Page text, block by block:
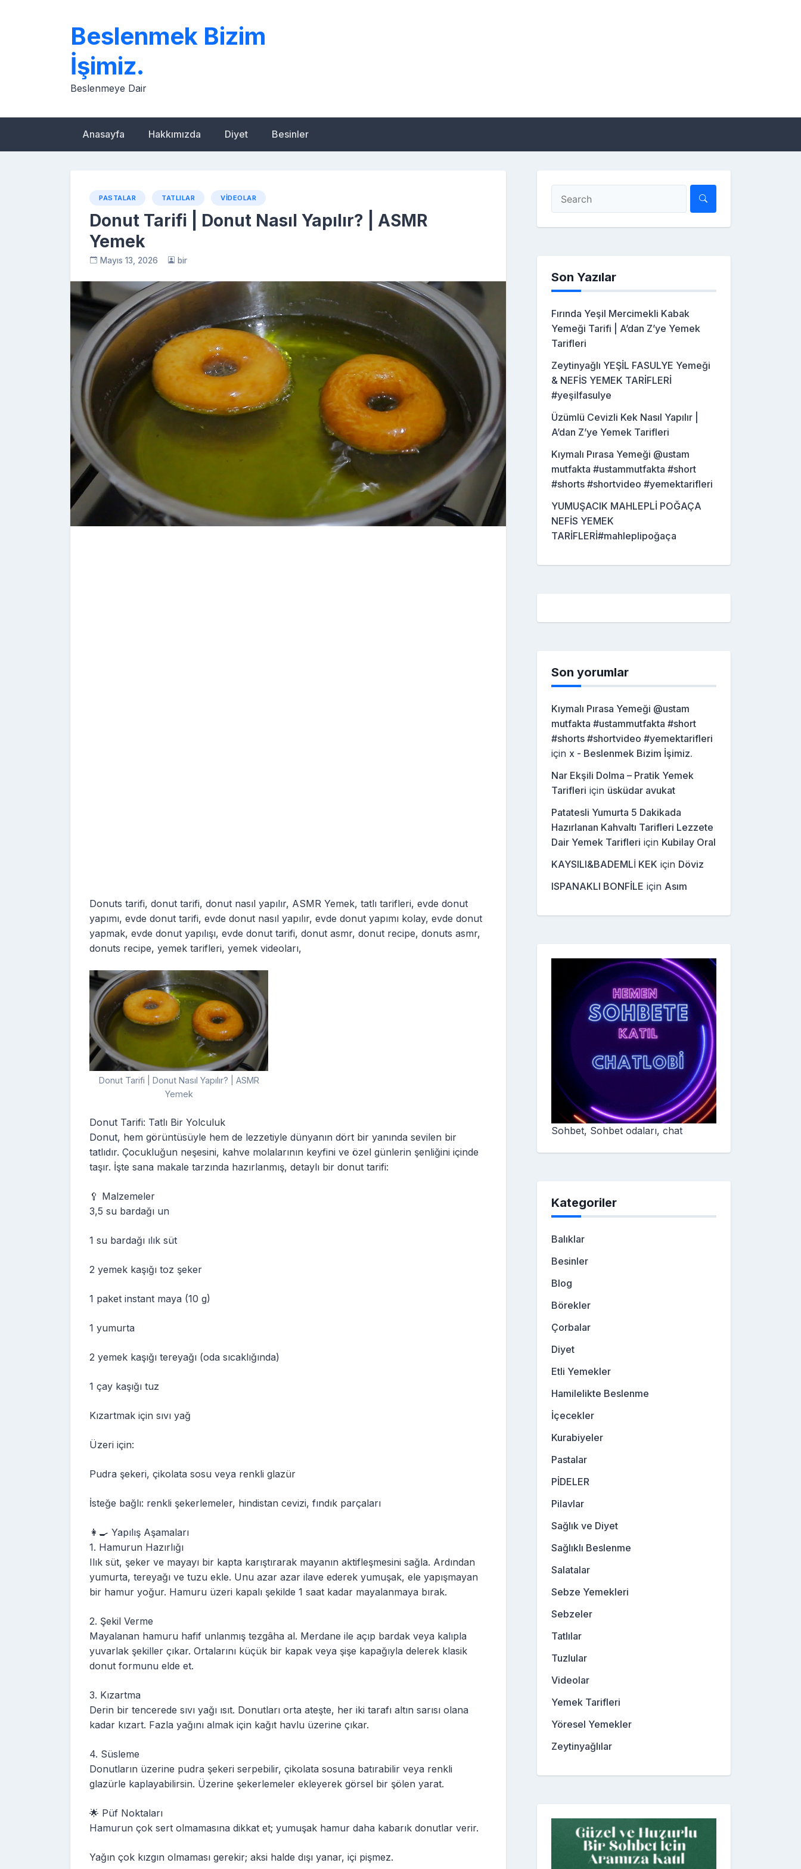
Beslenmek Bizim
İşimiz.
Beslenmeye Dair
Anasayfa Hakkımızda Diyet Besinler
PASTALAR TATLILAR VIDEOLAR
Donut Tarifi | Donut Nasıl Yapılır? | ASMR
Yemek
Mayıs 13, 2026 bir
Donuts tarifi, donut tarifi, donut nasıl yapılır, ASMR Yemek, tatlı tarifleri, evde donut
yapımı, evde donut tarifi, evde donut nasıl yapılır, evde donut yapımı kolay, evde donut
yapmak, evde donut yapılışı, evde donut tarifi, donut asmr, donut recipe, donuts asmr,
donuts recipe, yemek tarifleri, yemek videoları,
Donut Tarifi | Donut Nasıl Yapılır? | ASMR
Yemek
Donut Tarifi: Tatlı Bir Yolculuk
Donut, hem görüntüsüyle hem de lezzetiyle dünyanın dört bir yanında sevilen bir
tatlıdır. Çocukluğun neşesini, kahve molalarının keyfini ve özel günlerin şenliğini içinde
taşır. İşte sana makale tarzında hazırlanmış, detaylı bir donut tarifi:
🥄 Malzemeler
3,5 su bardağı un
1 su bardağı ılık süt
2 yemek kaşığı toz şeker
1 paket instant maya (10 g)
1 yumurta
2 yemek kaşığı tereyağı (oda sıcaklığında)
1 çay kaşığı tuz
Kızartmak için sıvı yağ
Üzeri için:
Pudra şekeri, çikolata sosu veya renkli glazür
İsteğe bağlı: renkli şekerlemeler, hindistan cevizi, fındık parçaları
👩‍🍳 Yapılış Aşamaları
1. Hamurun Hazırlığı
Ilık süt, şeker ve mayayı bir kapta karıştırarak mayanın aktifleşmesini sağla. Ardından
yumurta, tereyağı ve tuzu ekle. Unu azar azar ilave ederek yumuşak, ele yapışmayan
bir hamur yoğur. Hamuru üzeri kapalı şekilde 1 saat kadar mayalanmaya bırak.
2. Şekil Verme
Mayalanan hamuru hafif unlanmış tezgâha al. Merdane ile açıp bardak veya kalıpla
yuvarlak şekiller çıkar. Ortalarını küçük bir kapak veya şişe kapağıyla delerek klasik
donut formunu elde et.
3. Kızartma
Derin bir tencerede sıvı yağı ısıt. Donutları orta ateşte, her iki tarafı altın sarısı olana
kadar kızart. Fazla yağını almak için kağıt havlu üzerine çıkar.
4. Süsleme
Donutların üzerine pudra şekeri serpebilir, çikolata sosuna batırabilir veya renkli
glazürle kaplayabilirsin. Üzerine şekerlemeler ekleyerek görsel bir şölen yarat.
🌟 Püf Noktaları
Hamurun çok sert olmamasına dikkat et; yumuşak hamur daha kabarık donutlar verir.
Yağın çok kızgın olmaması gerekir; aksi halde dışı yanar, içi pişmez.
Son Yazılar
Fırında Yeşil Mercimekli Kabak
Yemeği Tarifi | A’dan Z’ye Yemek
Tarifleri
Zeytinyağlı YEŞİL FASULYE Yemeği
& NEFİS YEMEK TARİFLERİ
#yeşilfasulye
Üzümlü Cevizli Kek Nasıl Yapılır |
A’dan Z’ye Yemek Tarifleri
Kıymalı Pırasa Yemeği @ustam
mutfakta #ustammutfakta #short
#shorts #shortvideo #yemektarifleri
YUMUŞACIK MAHLEPLİ POĞAÇA
NEFİS YEMEK
TARİFLERİ#mahleplipoğaça
Son yorumlar
Kıymalı Pırasa Yemeği @ustam
mutfakta #ustammutfakta #short
#shorts #shortvideo #yemektarifleri
için x - Beslenmek Bizim İşimiz.
Nar Ekşili Dolma – Pratik Yemek
Tarifleri için üsküdar avukat
Patatesli Yumurta 5 Dakikada
Hazırlanan Kahvaltı Tarifleri Lezzete
Dair Yemek Tarifleri için Kubilay Oral
KAYSILI&BADEMLİ KEK için Döviz
ISPANAKLI BONFİLE için Asım
Sohbet, Sohbet odaları, chat
Kategoriler
Balıklar
Besinler
Blog
Börekler
Çorbalar
Diyet
Etli Yemekler
Hamilelikte Beslenme
İçecekler
Kurabiyeler
Pastalar
PİDELER
Pilavlar
Sağlık ve Diyet
Sağlıklı Beslenme
Salatalar
Sebze Yemekleri
Sebzeler
Tatlılar
Tuzlular
Videolar
Yemek Tarifleri
Yöresel Yemekler
Zeytinyağlılar